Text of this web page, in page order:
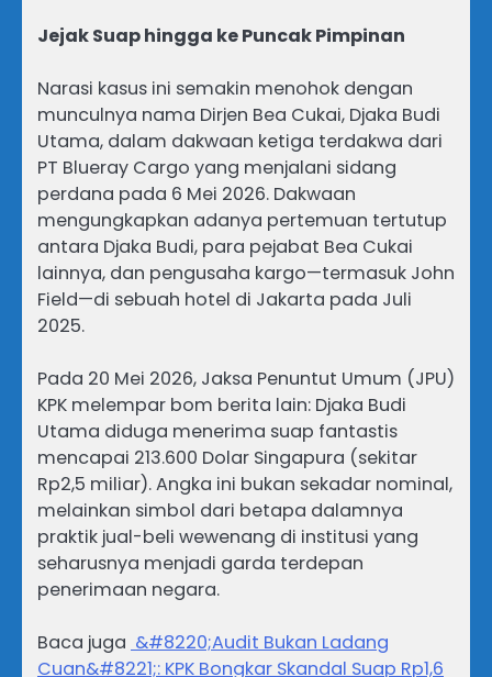
Jejak Suap hingga ke Puncak Pimpinan
Narasi kasus ini semakin menohok dengan
munculnya nama Dirjen Bea Cukai, Djaka Budi
Utama, dalam dakwaan ketiga terdakwa dari
PT Blueray Cargo yang menjalani sidang
perdana pada 6 Mei 2026. Dakwaan
mengungkapkan adanya pertemuan tertutup
antara Djaka Budi, para pejabat Bea Cukai
lainnya, dan pengusaha kargo—termasuk John
Field—di sebuah hotel di Jakarta pada Juli
2025.
Pada 20 Mei 2026, Jaksa Penuntut Umum (JPU)
KPK melempar bom berita lain: Djaka Budi
Utama diduga menerima suap fantastis
mencapai 213.600 Dolar Singapura (sekitar
Rp2,5 miliar). Angka ini bukan sekadar nominal,
melainkan simbol dari betapa dalamnya
praktik jual-beli wewenang di institusi yang
seharusnya menjadi garda terdepan
penerimaan negara.
Baca juga &#8220;Audit Bukan Ladang
Cuan&#8221;: KPK Bongkar Skandal Suap Rp1,6